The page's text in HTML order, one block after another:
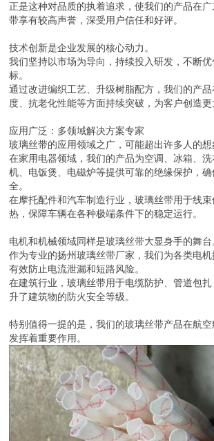
正是这种对品质的执着追求，使我们的产品在
带享有较高声誉，深受用户信任和好评。
技术创新是企业发展的核心动力。
我们坚持以市场为导向，持续投入研发，不断
标。
通过改进编织工艺、升级树脂配方，我们的产
度、抗老化性能等方面持续突破，为客户创造更
应用广泛：多领域解决方案专家
玻璃丝带的应用领域之广，可能超出许多人的想
在家用电器领域，我们的产品为空调、冰箱、
机、电饭煲、电磁炉等提供可靠的绝缘保护，
全。
在摩托配件和汽车制造行业，玻璃丝带用于线
热，保障车辆在各种极端条件下的稳定运行。
电机和机械领域同样是玻璃丝带大显身手的舞台
作为专业的扬州玻璃丝带厂家，我们为各类电机
有效防止电流泄漏和短路风险。
在建筑行业，玻璃丝带用于电缆防护、管道包
升了建筑物的防火安全等级。
特别值得一提的是，我们的玻璃丝带产品在航
发挥着重要作用。